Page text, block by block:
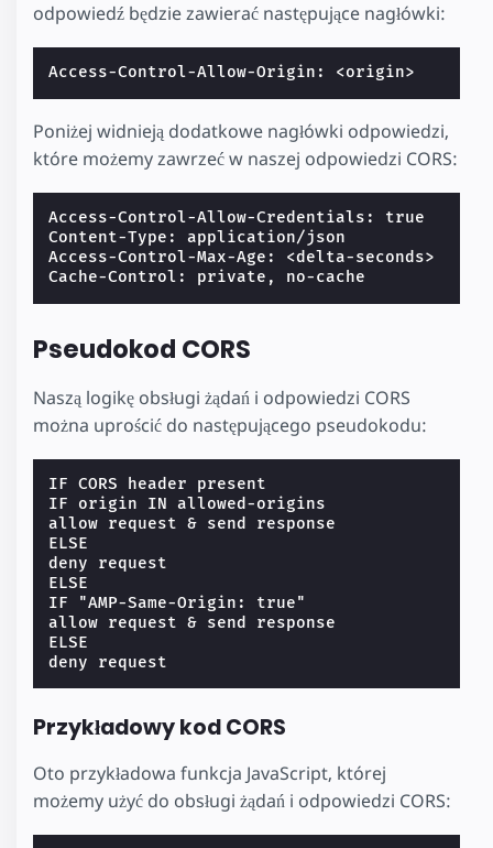
odpowiedź będzie zawierać następujące nagłówki:
Poniżej widnieją dodatkowe nagłówki odpowiedzi,
które możemy zawrzeć w naszej odpowiedzi CORS:
Access-Control-Allow-Credentials: true
Content-Type: application/json
Access-Control-Max-Age: <delta-seconds>
Pseudokod CORS
Naszą logikę obsługi żądań i odpowiedzi CORS
można uprościć do następującego pseudokodu:
IF CORS header present
IF origin IN allowed-origins
allow request & send response
ELSE
deny request
ELSE
IF "AMP-Same-Origin: true"
allow request & send response
ELSE
Przykładowy kod CORS
Oto przykładowa funkcja JavaScript, której
możemy użyć do obsługi żądań i odpowiedzi CORS: